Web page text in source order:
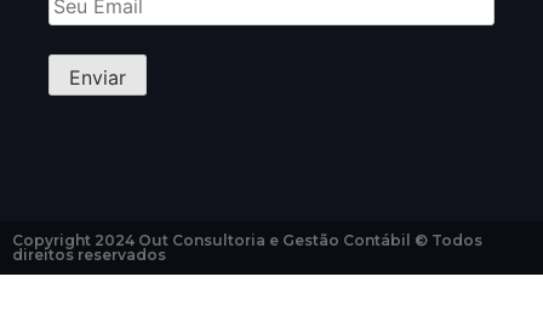
Copyright 2024 Out Consultoria e Gestão Contábil © Todos
direitos reservados